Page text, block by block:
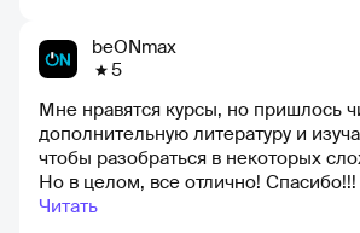
beONmax
5
Мне нравятся курсы, но пришлось
дополнительную литературу и
чтобы разобраться в некоторых
Но в целом, все отлично! Спасибо!!!
Читать